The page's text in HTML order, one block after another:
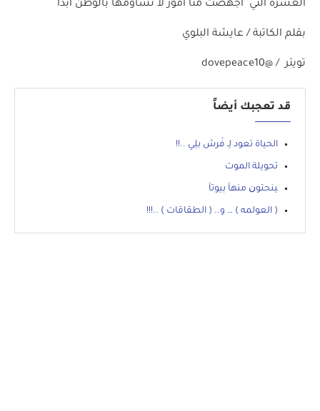
العسرة التي
أجهضت منا امور لا نساومها بالوطن أبداً
بقلم الكاتبة / عايشة البلوي
تويتر /
@dovepeac
e10
قد تعجبك أيضاً
الحياة تعود لِـ فَرش بلِي ..!!
تحويلة الموت
ﻴﻨﺤﺘﻮﻥ ﻣﻨﻬﺂ ﺑﻴﻮﺗﺂ
( العولمه ) … و.. ( الطقاقات ) ..!!!